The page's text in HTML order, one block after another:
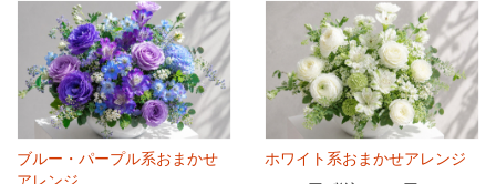
ブルー・パープル系おまかせ
ホワイト系おまかせアレンジ